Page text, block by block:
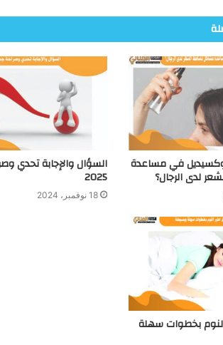
في مساعدة
لدى الرجال؟
السؤال والإجابة تحدي
2025
18 نوفمبر، 2024
بخطوات سهلة